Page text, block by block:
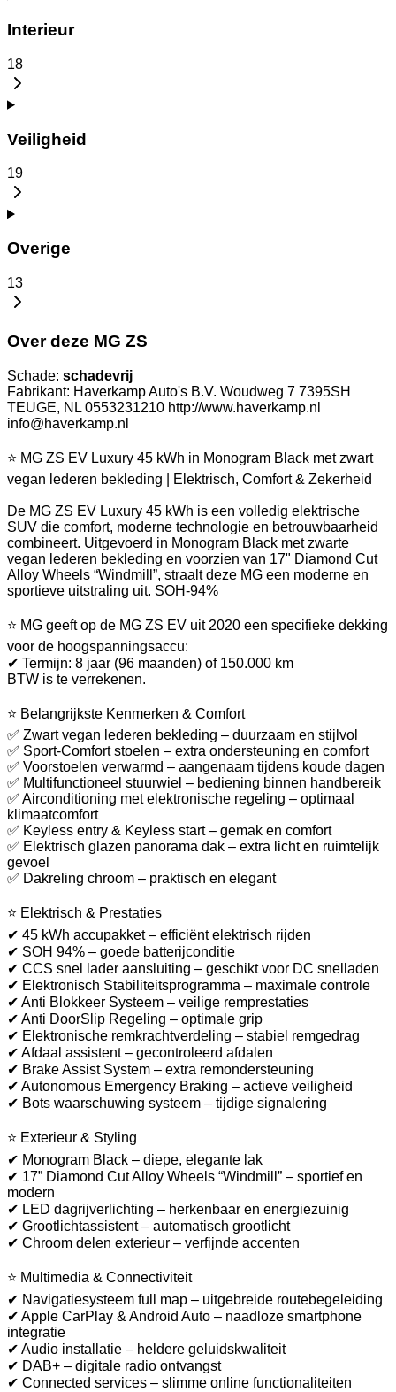
Interieur
18
Veiligheid
19
Overige
13
Over deze MG ZS
Schade: schadevrij
Fabrikant: Haverkamp Auto's B.V. Woudweg 7 7395SH
TEUGE, NL 0553231210 http://www.haverkamp.nl
info@haverkamp.nl
⭐ MG ZS EV Luxury 45 kWh in Monogram Black met zwart
vegan lederen bekleding | Elektrisch, Comfort & Zekerheid
De MG ZS EV Luxury 45 kWh is een volledig elektrische
SUV die comfort, moderne technologie en betrouwbaarheid
combineert. Uitgevoerd in Monogram Black met zwarte
vegan lederen bekleding en voorzien van 17" Diamond Cut
Alloy Wheels “Windmill”, straalt deze MG een moderne en
sportieve uitstraling uit. SOH-94%
⭐ MG geeft op de MG ZS EV uit 2020 een specifieke dekking
voor de hoogspanningsaccu:
✔ Termijn: 8 jaar (96 maanden) of 150.000 km
BTW is te verrekenen.
⭐ Belangrijkste Kenmerken & Comfort
✅ Zwart vegan lederen bekleding – duurzaam en stijlvol
✅ Sport-Comfort stoelen – extra ondersteuning en comfort
✅ Voorstoelen verwarmd – aangenaam tijdens koude dagen
✅ Multifunctioneel stuurwiel – bediening binnen handbereik
✅ Airconditioning met elektronische regeling – optimaal
klimaatcomfort
✅ Keyless entry & Keyless start – gemak en comfort
✅ Elektrisch glazen panorama dak – extra licht en ruimtelijk
gevoel
✅ Dakreling chroom – praktisch en elegant
⭐ Elektrisch & Prestaties
✔ 45 kWh accupakket – efficiënt elektrisch rijden
✔ SOH 94% – goede batterijconditie
✔ CCS snel lader aansluiting – geschikt voor DC snelladen
✔ Elektronisch Stabiliteitsprogramma – maximale controle
✔ Anti Blokkeer Systeem – veilige remprestaties
✔ Anti DoorSlip Regeling – optimale grip
✔ Elektronische remkrachtverdeling – stabiel remgedrag
✔ Afdaal assistent – gecontroleerd afdalen
✔ Brake Assist System – extra remondersteuning
✔ Autonomous Emergency Braking – actieve veiligheid
✔ Bots waarschuwing systeem – tijdige signalering
⭐ Exterieur & Styling
✔ Monogram Black – diepe, elegante lak
✔ 17” Diamond Cut Alloy Wheels “Windmill” – sportief en
modern
✔ LED dagrijverlichting – herkenbaar en energiezuinig
✔ Grootlichtassistent – automatisch grootlicht
✔ Chroom delen exterieur – verfijnde accenten
⭐ Multimedia & Connectiviteit
✔ Navigatiesysteem full map – uitgebreide routebegeleiding
✔ Apple CarPlay & Android Auto – naadloze smartphone
integratie
✔ Audio installatie – heldere geluidskwaliteit
✔ DAB+ – digitale radio ontvangst
✔ Connected services – slimme online functionaliteiten